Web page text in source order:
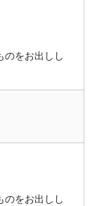
のをお出しし
のをお出しし